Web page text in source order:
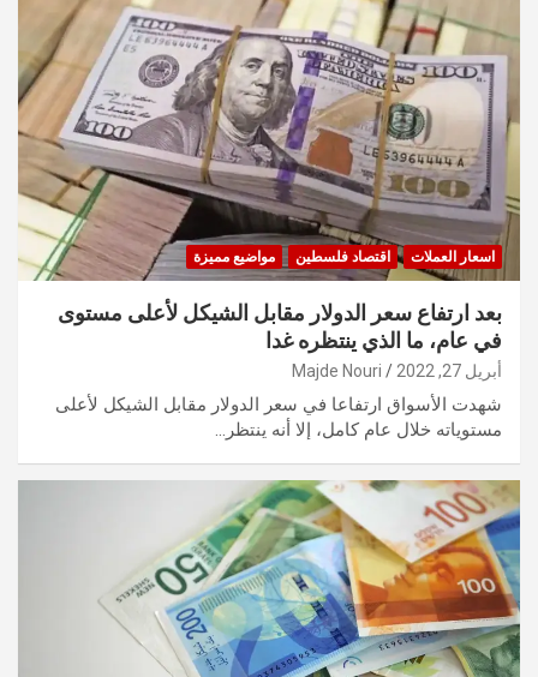
اسعار العملات اقتصاد فلسطين مواضيع مميزة
بعد ارتفاع سعر الدولار مقابل الشيكل لأعلى مستوى
في عام، ما الذي ينتظره غدا
أبريل 27, 2022 Majde Nouri
شهدت الأسواق ارتفاعا في سعر الدولار مقابل الشيكل لأعلى
مستوياته خلال عام كامل، إلا أنه ينتظر…